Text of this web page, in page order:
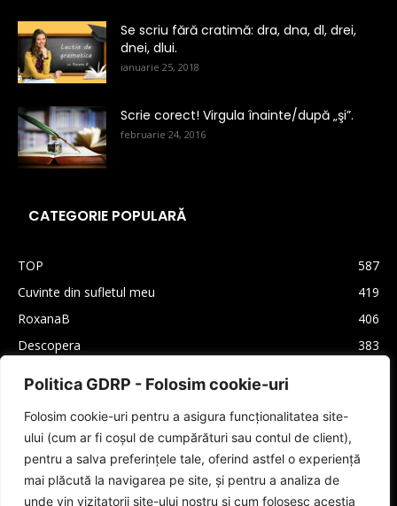
Politica GDRP - Folosim cookie-uri
Folosim cookie-uri pentru a asigura funcționalitatea site-
ului (cum ar fi coșul de cumpărături sau contul de client),
pentru a salva preferințele tale, oferind astfel o experiență
mai plăcută la navigarea pe site, și pentru a analiza de
unde vin vizitatorii site-ului nostru și cum folosesc aceștia
Se scriu fără cratimă: dra, dna, dl, drei,
dnei, dlui.
ianuarie 25, 2018
Scrie corect! Virgula înainte/după „şi”.
februarie 24, 2016
CATEGORIE POPULARĂ
TOP
587
Cuvinte din sufletul meu
419
RoxanaB
406
Descopera
383
Lifestyle
Cultura generala
160
Autori